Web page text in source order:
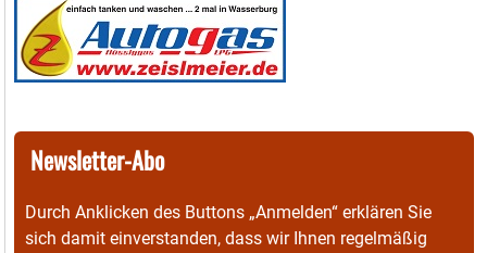
Newsletter-Abo
Durch Anklicken des Buttons „Anmelden“ erklären Sie
sich damit einverstanden, dass wir Ihnen regelmäßig